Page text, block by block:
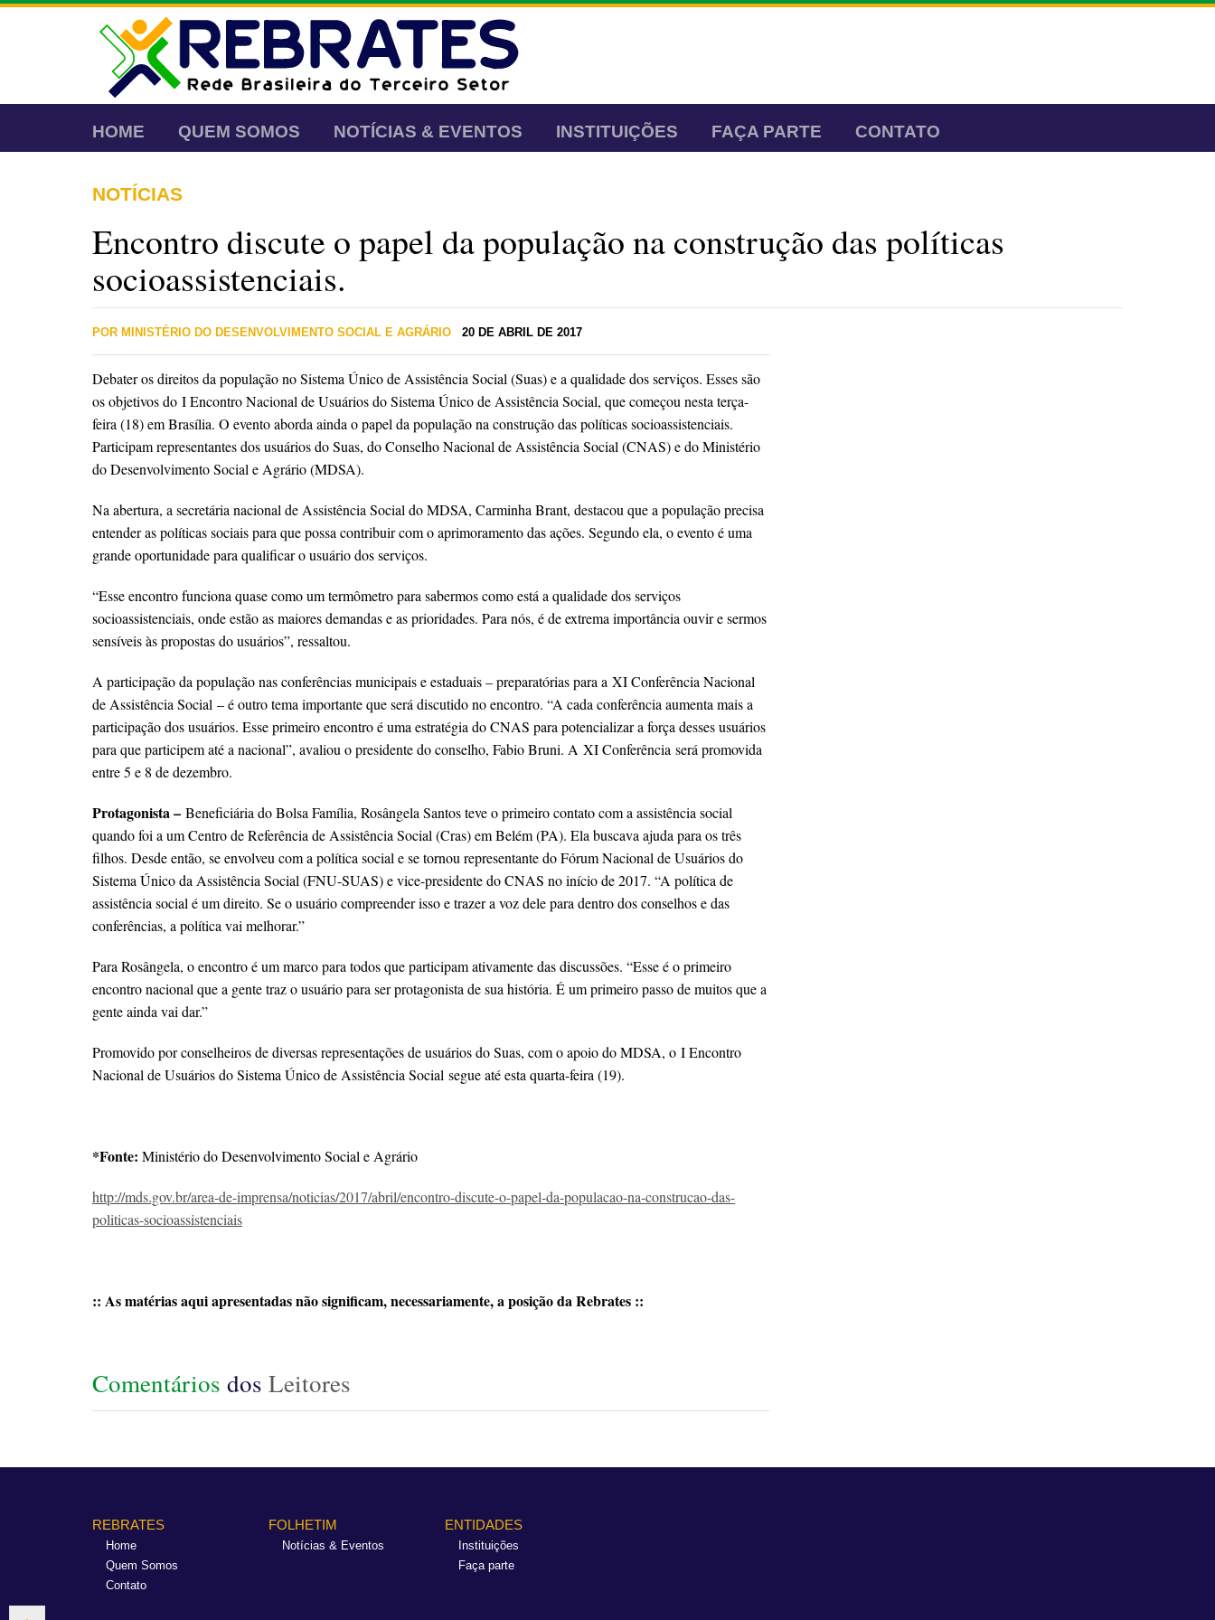
HOME QUEM SOMOS NOTÍCIAS & EVENTOS INSTITUIÇÕES FAÇA PARTE CONTATO
NOTÍCIAS
Encontro discute o papel da população na construção das políticas
socioassistenciais.
POR MINISTÉRIO DO DESENVOLVIMENTO SOCIAL E AGRÁRIO 20 DE ABRIL DE 2017
Debater os direitos da população no Sistema Único de Assistência Social (Suas) e a qualidade dos serviços. Esses são
os objetivos do I Encontro Nacional de Usuários do Sistema Único de Assistência Social, que começou nesta terça-
feira (18) em Brasília. O evento aborda ainda o papel da população na construção das políticas socioassistenciais.
Participam representantes dos usuários do Suas, do Conselho Nacional de Assistência Social (CNAS) e do Ministério
do Desenvolvimento Social e Agrário (MDSA).
Na abertura, a secretária nacional de Assistência Social do MDSA, Carminha Brant, destacou que a população precisa
entender as políticas sociais para que possa contribuir com o aprimoramento das ações. Segundo ela, o evento é uma
grande oportunidade para qualificar o usuário dos serviços.
“Esse encontro funciona quase como um termômetro para sabermos como está a qualidade dos serviços
socioassistenciais, onde estão as maiores demandas e as prioridades. Para nós, é de extrema importância ouvir e sermos
sensíveis às propostas do usuários”, ressaltou.
A participação da população nas conferências municipais e estaduais – preparatórias para a XI Conferência Nacional
de Assistência Social – é outro tema importante que será discutido no encontro. “A cada conferência aumenta mais a
participação dos usuários. Esse primeiro encontro é uma estratégia do CNAS para potencializar a força desses usuários
para que participem até a nacional”, avaliou o presidente do conselho, Fabio Bruni. A XI Conferência será promovida
entre 5 e 8 de dezembro.
Protagonista – Beneficiária do Bolsa Família, Rosângela Santos teve o primeiro contato com a assistência social
quando foi a um Centro de Referência de Assistência Social (Cras) em Belém (PA). Ela buscava ajuda para os três
filhos. Desde então, se envolveu com a política social e se tornou representante do Fórum Nacional de Usuários do
Sistema Único da Assistência Social (FNU-SUAS) e vice-presidente do CNAS no início de 2017. “A política de
assistência social é um direito. Se o usuário compreender isso e trazer a voz dele para dentro dos conselhos e das
conferências, a política vai melhorar.”
Para Rosângela, o encontro é um marco para todos que participam ativamente das discussões. “Esse é o primeiro
encontro nacional que a gente traz o usuário para ser protagonista de sua história. É um primeiro passo de muitos que a
gente ainda vai dar.”
Promovido por conselheiros de diversas representações de usuários do Suas, com o apoio do MDSA, o I Encontro
Nacional de Usuários do Sistema Único de Assistência Social segue até esta quarta-feira (19).
*Fonte: Ministério do Desenvolvimento Social e Agrário
http://mds.gov.br/area-de-imprensa/noticias/2017/abril/encontro-discute-o-papel-da-populacao-na-construcao-das-
politicas-socioassistenciais
:: As matérias aqui apresentadas não significam, necessariamente, a posição da Rebrates ::
Comentários dos Leitores
REBRATES
Home
Quem Somos
Contato
FOLHETIM
Notícias & Eventos
ENTIDADES
Instituições
Faça parte